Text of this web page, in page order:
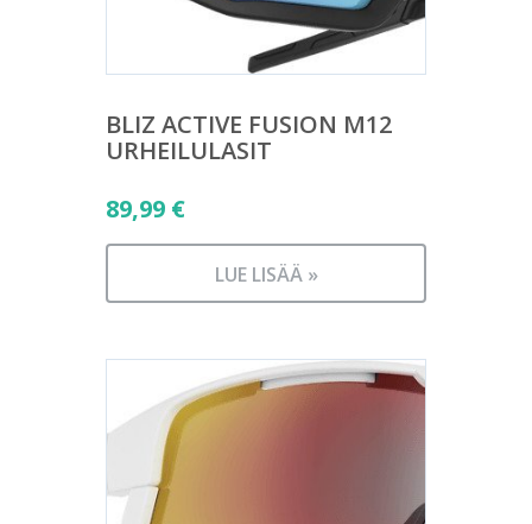
BLIZ ACTIVE FUSION M12
URHEILULASIT
89,99 €
LUE LISÄÄ »